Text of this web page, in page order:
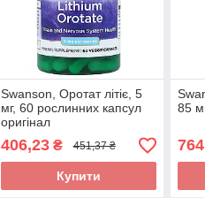
Swanson, Оротат літіє, 5
мг, 60 рослинних капсул
оригінал
406,23₴ 451,37 ₴
Купити
85